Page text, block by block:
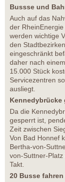
Bussse und
Auch auf das
der
werden wichtige
den
eingeschränkt
daher nach
15.000 Stück
Servicezentren
ausliegt.
Kennedybrücke
Da die
gesperrt ist,
Zeit zwischen
Von Bad Honnef
Bertha-von-
von-Suttner-
Takt.
20 Busse